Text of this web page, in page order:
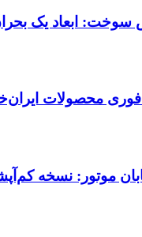
ابعاد یک
فوری محصولات
نسخه کم‌آپشن با چه